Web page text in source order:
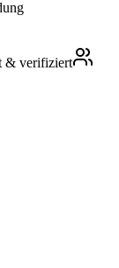
& verifiziert